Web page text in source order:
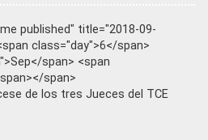
published" title="2018-09-
class="day">6</span>
span> <span
span>
de los tres Jueces del TCE